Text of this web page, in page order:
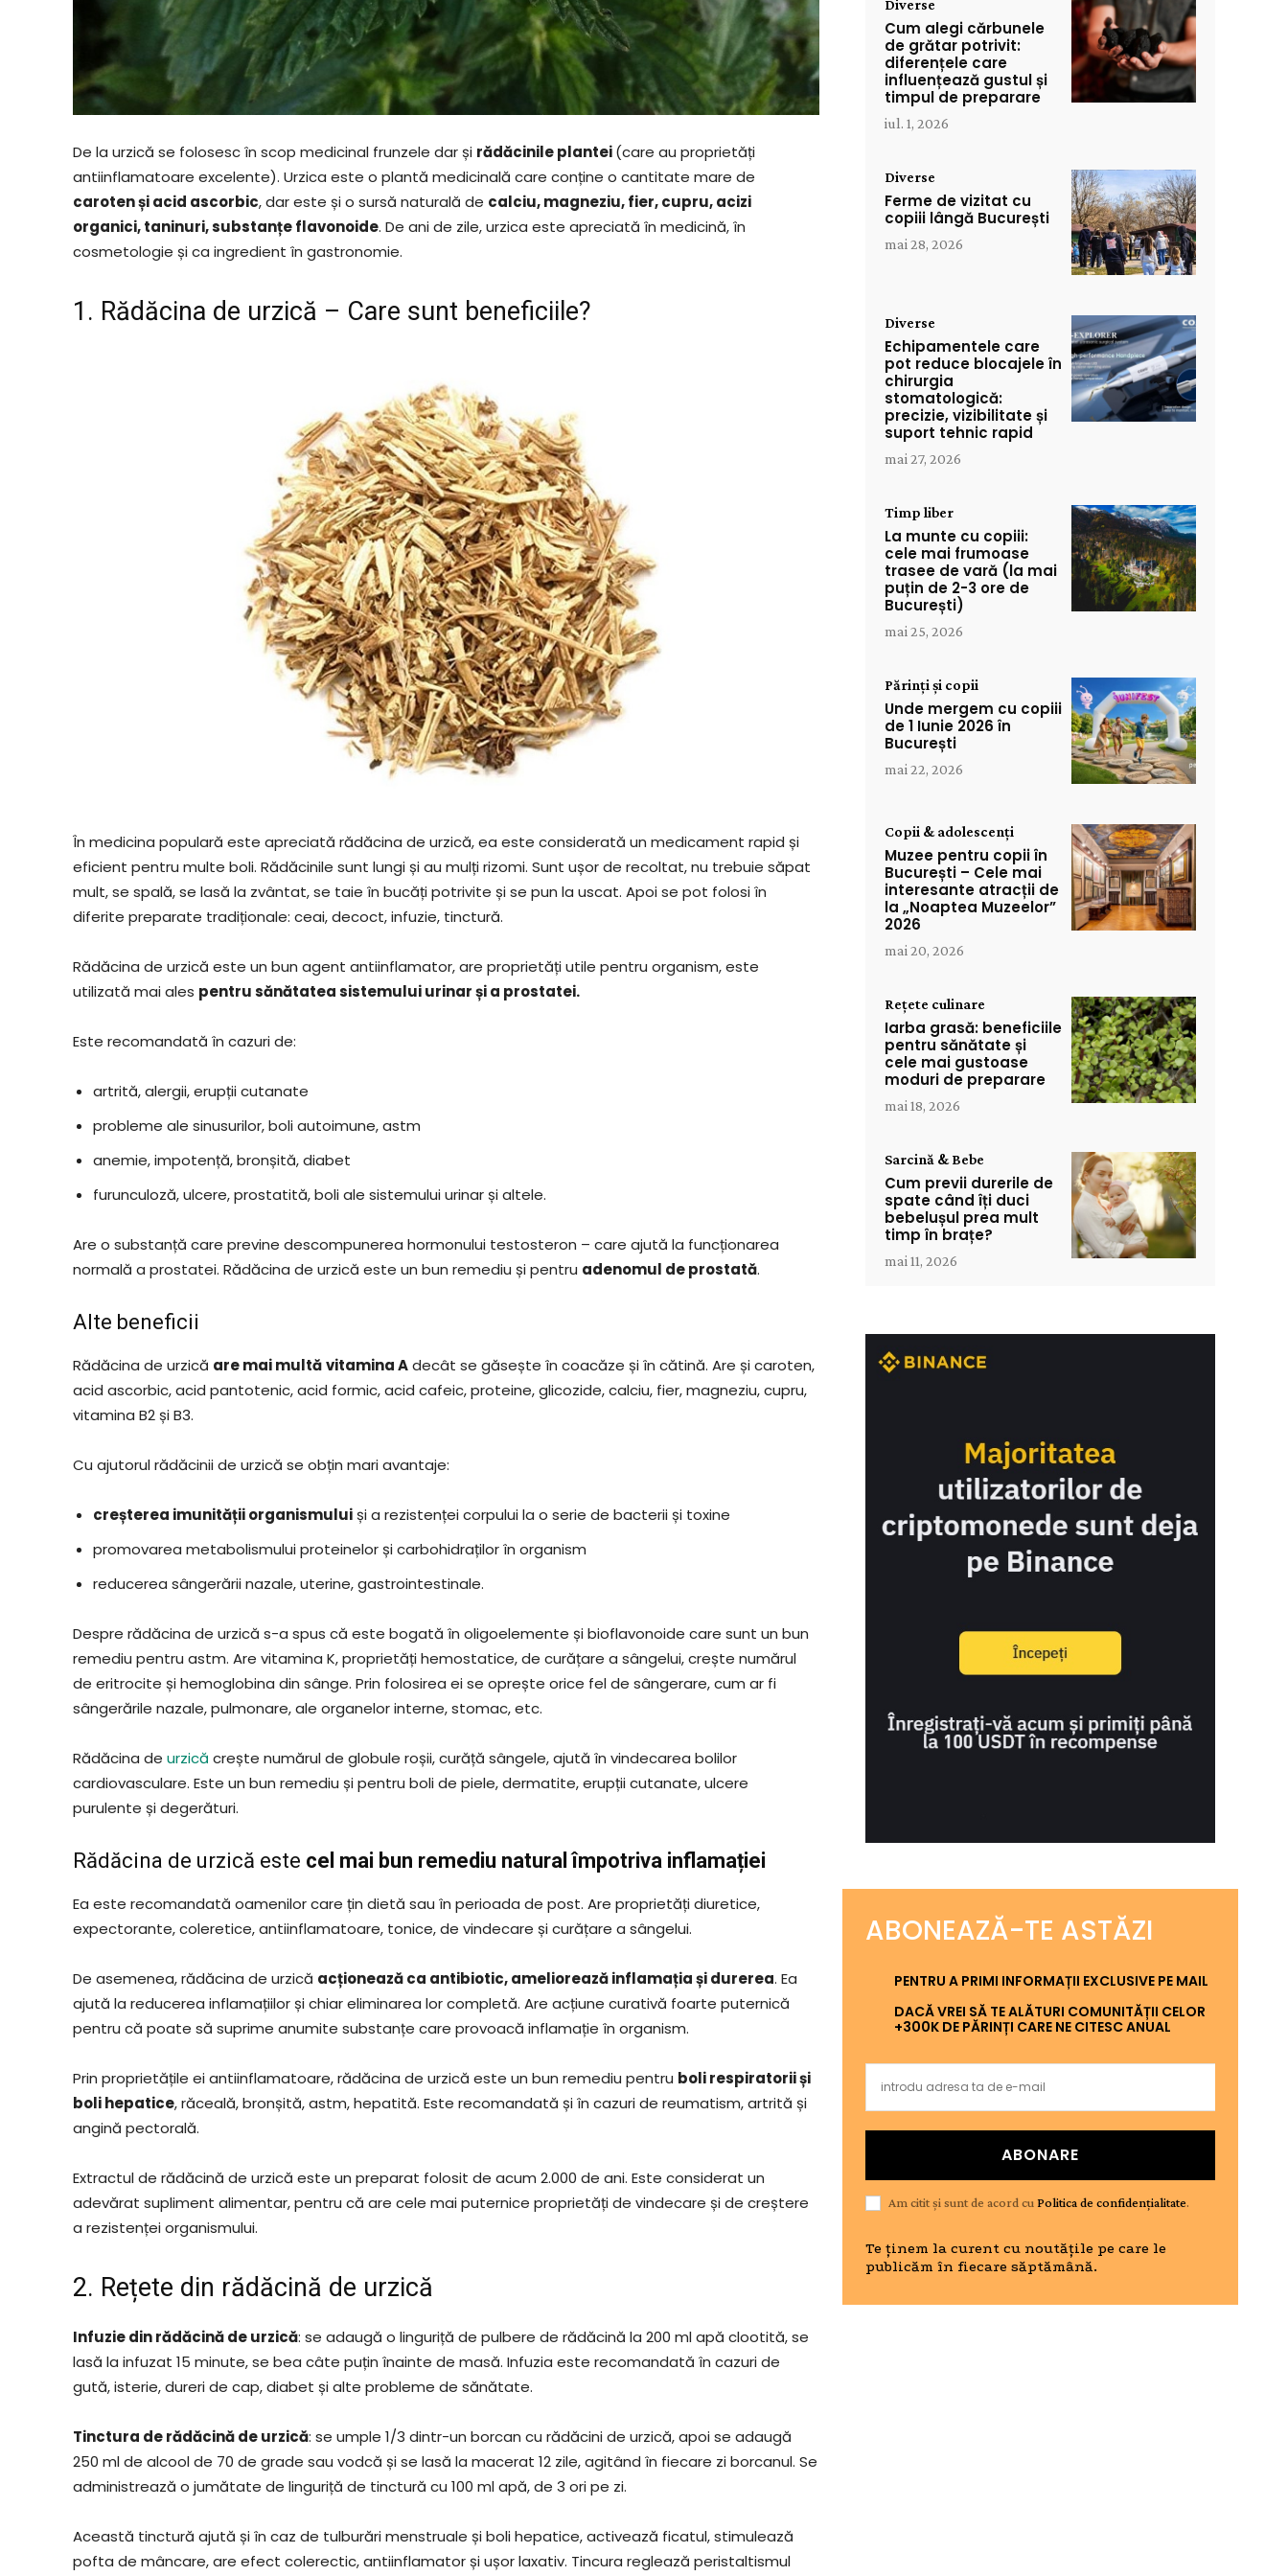
De la urzică se folosesc în scop medicinal frunzele dar și rădăcinile plantei(care au proprietăți
antiinflamatoare excelente). Urzica este o plantă medicinală care conține o cantitate mare de
caroten și acid ascorbic, dar este și o sursă naturală de calciu, magneziu, fier, cupru, acizi
organici, taninuri, substanțe flavonoide. De ani de zile, urzica este apreciată în medicină, în
cosmetologie și ca ingredient în gastronomie.
1. Rădăcina de urzică – Care sunt beneficiile?
În medicina populară este apreciată rădăcina de urzică, ea este considerată un medicament rapid și
eficient pentru multe boli. Rădăcinile sunt lungi și au mulți rizomi. Sunt ușor de recoltat, nu trebuie săpat
mult, se spală, se lasă la zvântat, se taie în bucăți potrivite și se pun la uscat. Apoi se pot folosi în
diferite preparate tradiționale: ceai, decoct, infuzie, tinctură.
Rădăcina de urzică este un bun agent antiinflamator, are proprietăți utile pentru organism, este
utilizată mai ales pentru sănătatea sistemului urinar și a prostatei.
Este recomandată în cazuri de:
artrită, alergii, erupții cutanate
probleme ale sinusurilor, boli autoimune, astm
anemie, impotență, bronșită, diabet
furunculoză, ulcere, prostatită, boli ale sistemului urinar și altele.
Are o substanță care previne descompunerea hormonului testosteron – care ajută la funcționarea
normală a prostatei. Rădăcina de urzică este un bun remediu și pentru adenomul de prostată.
Alte beneficii
Rădăcina de urzică are mai multăvitamina Adecât se găsește în coacăze și în cătină. Are și caroten,
acid ascorbic, acid pantotenic, acid formic, acid cafeic, proteine, glicozide, calciu, fier, magneziu, cupru,
vitamina B2 și B3.
Cu ajutorul rădăcinii de urzică se obțin mari avantaje:
creșterea imunității organismuluiși a rezistenței corpului la o serie de bacterii și toxine
promovarea metabolismului proteinelor și carbohidraților în organism
reducerea sângerării nazale, uterine, gastrointestinale.
Despre rădăcina de urzică s-a spus că este bogată în oligoelemente și bioflavonoide care sunt un bun
remediu pentru astm. Are vitamina K, proprietăți hemostatice, de curățare a sângelui, crește numărul
de eritrocite și hemoglobina din sânge. Prin folosirea ei se oprește orice fel de sângerare, cum ar fi
sângerările nazale, pulmonare, ale organelor interne, stomac, etc.
Rădăcina de urzică crește numărul de globule roșii, curăță sângele, ajută în vindecarea bolilor
cardiovasculare. Este un bun remediu și pentru boli de piele, dermatite, erupții cutanate, ulcere
purulente și degerături.
Rădăcina de urzică este cel mai bun remediu natural împotriva inflamației
Ea este recomandată oamenilor care țin dietă sau în perioada de post. Are proprietăți diuretice,
expectorante, coleretice, antiinflamatoare, tonice, de vindecare și curățare a sângelui.
De asemenea, rădăcina de urzică acționează ca antibiotic, ameliorează inflamația și durerea. Ea
ajută la reducerea inflamațiilor și chiar eliminarea lor completă. Are acțiune curativă foarte puternică
pentru că poate să suprime anumite substanțe care provoacă inflamație în organism.
Prin proprietățile ei antiinflamatoare, rădăcina de urzică este un bun remediu pentru boli respiratorii și
boli hepatice, răceală, bronșită, astm, hepatită. Este recomandată și în cazuri de reumatism, artrită și
angină pectorală.
Extractul de rădăcină de urzică este un preparat folosit de acum 2.000 de ani. Este considerat un
adevărat supliment alimentar, pentru că are cele mai puternice proprietăți de vindecare și de creștere
a rezistenței organismului.
2. Rețete din rădăcină de urzică
Infuzie din rădăcină de urzică: se adaugă o linguriță de pulbere de rădăcină la 200 ml apă clootită, se
lasă la infuzat 15 minute, se bea câte puțin înainte de masă. Infuzia este recomandată în cazuri de
gută, isterie, dureri de cap, diabet și alte probleme de sănătate.
Tinctura de rădăcină de urzică: se umple 1/3 dintr-un borcan cu rădăcini de urzică, apoi se adaugă
250 ml de alcool de 70 de grade sau vodcă și se lasă la macerat 12 zile, agitând în fiecare zi borcanul. Se
administrează o jumătate de linguriță de tinctură cu 100 ml apă, de 3 ori pe zi.
Această tinctură ajută și în caz de tulburări menstruale și boli hepatice, activează ficatul, stimulează
pofta de mâncare, are efect colerectic, antiinflamator și ușor laxativ. Tincura reglează peristaltismul
Diverse
Cum alegi cărbunele
de grătar potrivit:
diferențele care
influențează gustul și
timpul de preparare
iul. 1, 2026
Diverse
Ferme de vizitat cu
copiii lângă București
mai 28, 2026
Diverse
Echipamentele care
pot reduce blocajele în
chirurgia
stomatologică:
precizie, vizibilitate și
suport tehnic rapid
mai 27, 2026
Timp liber
La munte cu copiii:
cele mai frumoase
trasee de vară (la mai
puțin de 2-3 ore de
București)
mai 25, 2026
Părinți și copii
Unde mergem cu copiii
de 1 Iunie 2026 în
București
mai 22, 2026
Copii & adolescenți
Muzee pentru copii în
București – Cele mai
interesante atracții de
la „Noaptea Muzeelor”
2026
mai 20, 2026
Rețete culinare
Iarba grasă: beneficiile
pentru sănătate și
cele mai gustoase
moduri de preparare
mai 18, 2026
Sarcină & Bebe
Cum previi durerile de
spate când îți duci
bebelușul prea mult
timp în brațe?
mai 11, 2026
ABONEAZĂ-TE ASTĂZI
PENTRU A PRIMI INFORMAȚII EXCLUSIVE PE MAIL
DACĂ VREI SĂ TE ALĂTURI COMUNITĂȚII CELOR
+300K DE PĂRINȚI CARE NE CITESC ANUAL
ABONARE
Am citit și sunt de acord cuPolitica de confidențialitate.
Te ținem la curent cu noutățile pe care le
publicăm în fiecare săptămână.